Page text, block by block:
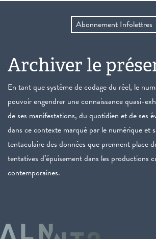
Abonnement Infolettres
Archiver le
En tant que système de codage du réel, le
pouvoir engendrer une connaissance quasi-
de ses manifestations, du quotidien et de ses
dans ce contexte marqué par le numérique et
tentaculaire des données que prennent place
tentatives d’épuisement dans les productions
contemporaines.